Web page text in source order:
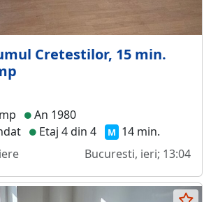
Cretestilor, 15 min.
An 1980
Etaj 4 din 4 M 14 min.
Bucuresti, ieri; 13:04